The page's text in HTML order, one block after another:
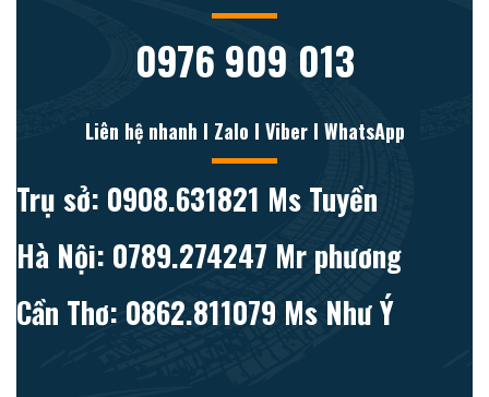
0976 909 013
Liên hệ nhanh l Zalo l Viber l WhatsApp
Trụ sở: 0908.631821 Ms Tuyền
Hà Nội: 0789.274247 Mr phương
Cần Thơ: 0862.811079 Ms Như Ý